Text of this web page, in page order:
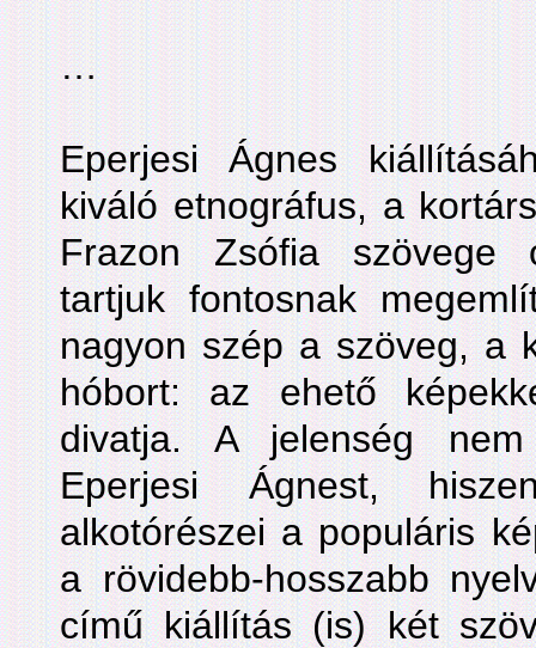
…
Eperjesi Ágnes
kiváló etnográfus, a
Frazon Zsófia szövege
tartjuk fontosnak
nagyon szép a szöveg, a
hóbort: az ehető
divatja. A jelenség nem
Eperjesi Ágnest,
alkotórészei a populáris
a rövidebb-hosszabb
című kiállítás (is) két